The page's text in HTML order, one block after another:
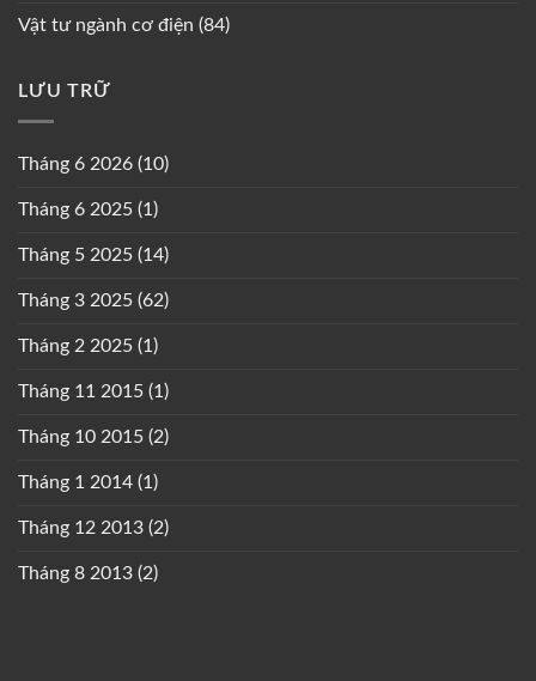
Vật tư ngành cơ điện (84)
LƯU TRỮ
Tháng 6 2026 (10)
Tháng 6 2025 (1)
Tháng 5 2025 (14)
Tháng 3 2025 (62)
Tháng 2 2025 (1)
Tháng 11 2015 (1)
Tháng 10 2015 (2)
Tháng 1 2014 (1)
Tháng 12 2013 (2)
Tháng 8 2013 (2)